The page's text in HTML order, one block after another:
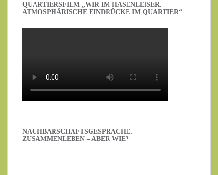
QUARTIERSFILM „WIR IM HASENLEISER.
ATMOSPHÄRISCHE EINDRÜCKE IM QUARTIER“
NACHBARSCHAFTSGESPRÄCHE.
ZUSAMMENLEBEN – ABER WIE?